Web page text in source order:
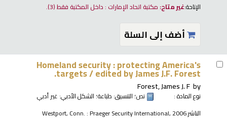
الإتاحة:غير متاح: مكتبة اتحاد الإمارات : داخل المكتبة فقط(3).
أضف إلى السلة
Homeland security : protecting America's
targets /edited by James J.F. Forest.
by
Forest, James J. F
نوع المادة : نص؛ التنسيق: طباعة؛ الشكل الأدبي: غير أدبي
الناشر:Westport, Conn. : Praeger Security International, 2006